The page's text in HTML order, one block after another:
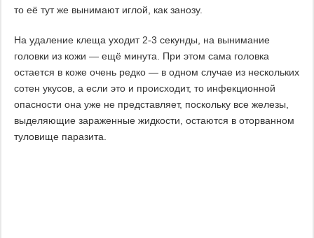
то её тут же вынимают иглой, как занозу.
На удаление клеща уходит 2-3 секунды, на вынимание
головки из кожи — ещё минута. При этом сама головка
остается в коже очень редко — в одном случае из нескольких
сотен укусов, а если это и происходит, то инфекционной
опасности она уже не представляет, поскольку все железы,
выделяющие зараженные жидкости, остаются в оторванном
туловище паразита.